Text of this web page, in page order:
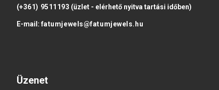
(+361) 9511193 (üzlet - elérhető nyitva tartási időben)
E-mail: fatumjewels@fatumjewels.hu
Üzenet